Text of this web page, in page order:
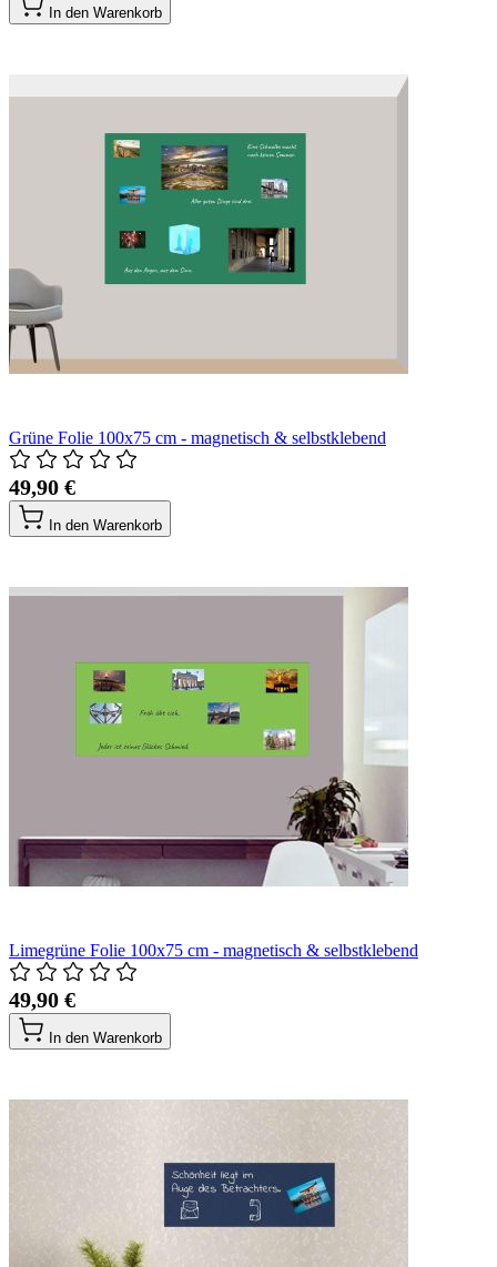
In den Warenkorb
Grüne Folie 100x75 cm - magnetisch & selbstklebend
49,90 €
In den Warenkorb
Limegrüne Folie 100x75 cm - magnetisch & selbstklebend
49,90 €
In den Warenkorb